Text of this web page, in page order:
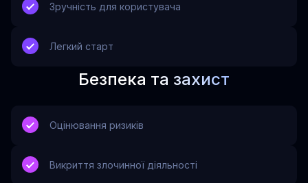
Зручність для користувача
Легкий старт
Безпека та захист
Оцінювання ризиків
Викриття злочинної діяльності